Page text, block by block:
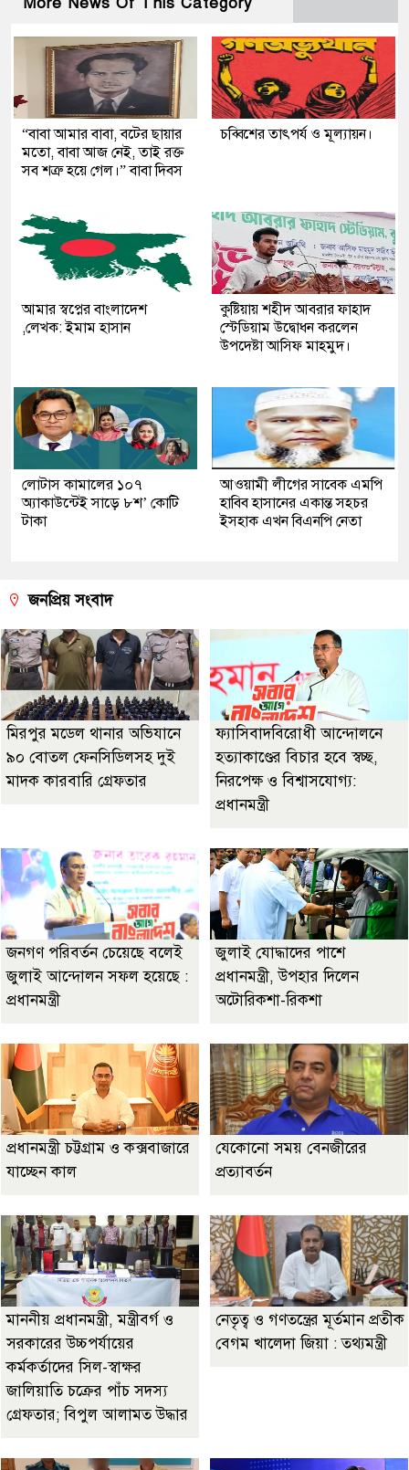
“বাবা আমার বাবা, বটের ছায়ার
মতো, বাবা আজ নেই, তাই রক্ত
সব শত্রু হয়ে গেল।” বাবা দিবস
চব্বিশের তাৎপর্য ও মূল্যায়ন।
আমার স্বপ্নের বাংলাদেশ
,লেখক: ইমাম হাসান
কুষ্টিয়ায় শহীদ আবরার ফাহাদ
স্টেডিয়াম উদ্বোধন করলেন
উপদেষ্টা আসিফ মাহমুদ।
লোটাস কামালের ১০৭
অ্যাকাউন্টেই সাড়ে ৮শ’ কোটি
টাকা
আওয়ামী লীগের সাবেক এমপি
হাবিব হাসানের একান্ত সহচর
ইসহাক এখন বিএনপি নেতা
জনপ্রিয় সংবাদ
মিরপুর মডেল থানার অভিযানে
৯০ বোতল ফেনসিডিলসহ দুই
মাদক কারবারি গ্রেফতার
ফ্যাসিবাদবিরোধী আন্দোলনে
হত্যাকাণ্ডের বিচার হবে স্বচ্ছ,
নিরপেক্ষ ও বিশ্বাসযোগ্য:
প্রধানমন্ত্রী
জনগণ পরিবর্তন চেয়েছে বলেই
জুলাই আন্দোলন সফল হয়েছে :
প্রধানমন্ত্রী
জুলাই যোদ্ধাদের পাশে
প্রধানমন্ত্রী, উপহার দিলেন
অটোরিকশা-রিকশা
প্রধানমন্ত্রী চট্টগ্রাম ও কক্সবাজারে
যাচ্ছেন কাল
যেকোনো সময় বেনজীরের
প্রত্যাবর্তন
মাননীয় প্রধানমন্ত্রী, মন্ত্রীবর্গ ও
সরকারের উচ্চপর্যায়ের
কর্মকর্তাদের সিল-স্বাক্ষর
জালিয়াতি চক্রের পাঁচ সদস্য
গ্রেফতার; বিপুল আলামত উদ্ধার
নেতৃত্ব ও গণতন্ত্রের মূর্তমান প্রতীক
বেগম খালেদা জিয়া : তথ্যমন্ত্রী